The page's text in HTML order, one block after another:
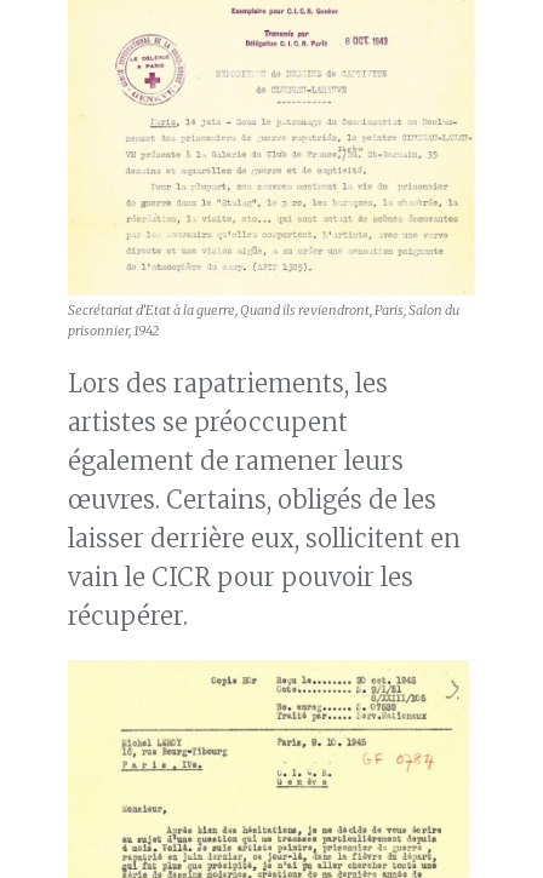
Secrétariat d’Etat à la guerre, Quand ils reviendront, Paris, Salon du
prisonnier, 1942
Lors des rapatriements, les
artistes se préoccupent
également de ramener leurs
œuvres. Certains, obligés de les
laisser derrière eux, sollicitent en
vain le CICR pour pouvoir les
récupérer.